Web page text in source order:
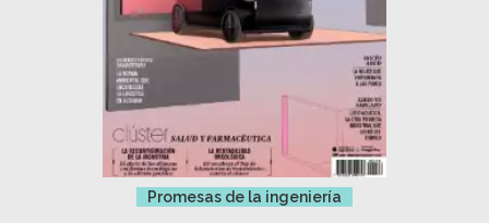
Promesas de la ingeniería